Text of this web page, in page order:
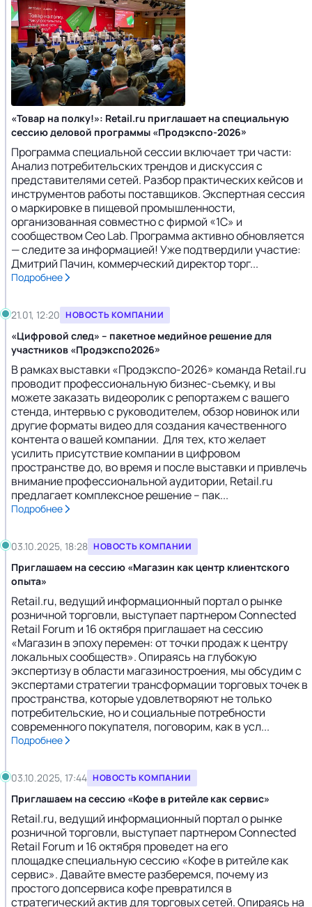
«Товар на полку!»: Retail.ru приглашает на специальную
сессию деловой программы «Продэкспо-2026»
Программа специальной сессии включает три части:
Анализ потребительских трендов и дискуссия с
представителями сетей. Разбор практических кейсов и
инструментов работы поставщиков. Экспертная сессия
о маркировке в пищевой промышленности,
организованная совместно с фирмой «1С» и
сообществом Ceo Lab. Программа активно обновляется
— следите за информацией! Уже подтвердили участие:
Дмитрий Пачин, коммерческий директор торг...
Подробнее
21.01, 12:20 НОВОСТЬ КОМПАНИИ
«Цифровой след» – пакетное медийное решение для
участников «Продэкспо2026»
В рамках выставки «Продэкспо-2026» команда Retail.ru
проводит профессиональную бизнес-съемку, и вы
можете заказать видеоролик с репортажем с вашего
стенда, интервью с руководителем, обзор новинок или
другие форматы видео для создания качественного
контента о вашей компании. Для тех, кто желает
усилить присутствие компании в цифровом
пространстве до, во время и после выставки и привлечь
внимание профессиональной аудитории, Retail.ru
предлагает комплексное решение – пак...
Подробнее
03.10.2025, 18:28 НОВОСТЬ КОМПАНИИ
Приглашаем на сессию «Магазин как центр клиентского
опыта»
Retail.ru, ведущий информационный портал о рынке
розничной торговли, выступает партнером Connected
Retail Forum и 16 октября приглашает на сессию
«Магазин в эпоху перемен: от точки продаж к центру
локальных сообществ». Опираясь на глубокую
экспертизу в области магазиностроения, мы обсудим с
экспертами стратегии трансформации торговых точек в
пространства, которые удовлетворяют не только
потребительские, но и социальные потребности
современного покупателя, поговорим, как в усл...
Подробнее
03.10.2025, 17:44 НОВОСТЬ КОМПАНИИ
Приглашаем на сессию «Кофе в ритейле как сервис»
Retail.ru, ведущий информационный портал о рынке
розничной торговли, выступает партнером Connected
Retail Forum и 16 октября проведет на его
площадке специальную сессию «Кофе в ритейле как
сервис». Давайте вместе разберемся, почему из
простого допсервиса кофе превратился в
стратегический актив для торговых сетей. Опираясь на